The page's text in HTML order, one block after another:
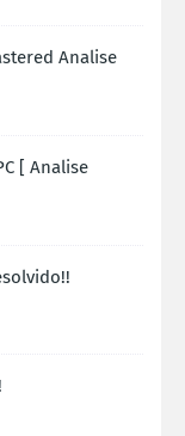
Analise
[ Analise